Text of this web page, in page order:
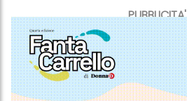
PUBBLICITA'